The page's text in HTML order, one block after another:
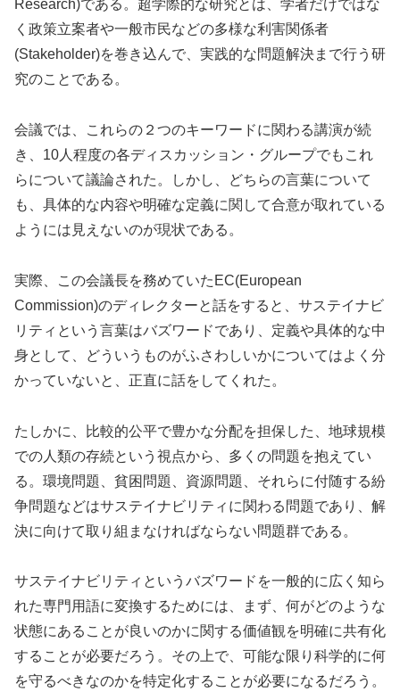
Research)である。超学際的な研究とは、学者だけではな
く政策立案者や一般市民などの多様な利害関係者
(Stakeholder)を巻き込んで、実践的な問題解決まで行う研
究のことである。
会議では、これらの２つのキーワードに関わる講演が続
き、10人程度の各ディスカッション・グループでもこれ
らについて議論された。しかし、どちらの言葉について
も、具体的な内容や明確な定義に関して合意が取れている
ようには見えないのが現状である。
実際、この会議長を務めていたEC(European
Commission)のディレクターと話をすると、サステイナビ
リティという言葉はバズワードであり、定義や具体的な中
身として、どういうものがふさわしいかについてはよく分
かっていないと、正直に話をしてくれた。
たしかに、比較的公平で豊かな分配を担保した、地球規模
での人類の存続という視点から、多くの問題を抱えてい
る。環境問題、貧困問題、資源問題、それらに付随する紛
争問題などはサステイナビリティに関わる問題であり、解
決に向けて取り組まなければならない問題群である。
サステイナビリティというバズワードを一般的に広く知ら
れた専門用語に変換するためには、まず、何がどのような
状態にあることが良いのかに関する価値観を明確に共有化
することが必要だろう。その上で、可能な限り科学的に何
を守るべきなのかを特定化することが必要になるだろう。